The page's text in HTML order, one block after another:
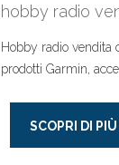
hobby radio
Hobby radio vendita
prodotti Garmin,
SCOPRI DI PIÙ